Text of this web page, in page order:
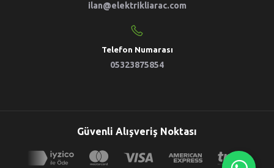
ilan@elektrikliarac.com
Telefon Numarası
05323875854
Güvenli Alışveriş Noktası